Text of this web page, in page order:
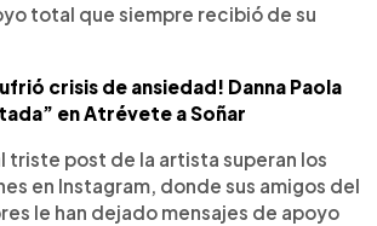
total que siempre recibió de su
crisis de ansiedad! Danna Paola
en Atrévete a Soñar
triste post de la artista superan los
en Instagram, donde sus amigos del
le han dejado mensajes de apoyo